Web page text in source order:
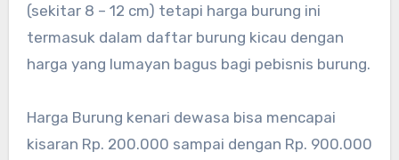
(sekitar 8 – 12 cm) tetapi harga burung ini
termasuk dalam daftar burung kicau dengan
harga yang lumayan bagus bagi pebisnis burung.
Harga Burung kenari dewasa bisa mencapai
kisaran Rp. 200.000 sampai dengan Rp. 900.000